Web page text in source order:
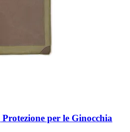
Protezione per le Ginocchia